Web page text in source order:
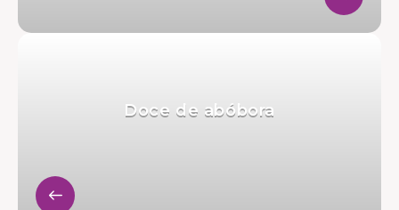
Doce de abóbora